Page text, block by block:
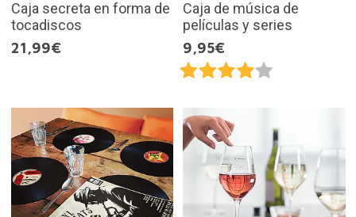
Caja secreta en forma de
tocadiscos
21,99€
Caja de música de
películas y series
9,95€